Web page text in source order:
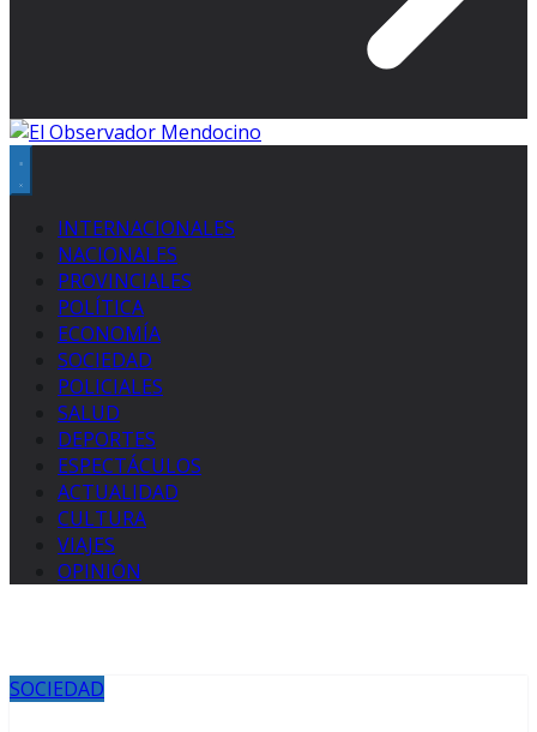
INTERNACIONALES
NACIONALES
PROVINCIALES
POLÍTICA
ECONOMÍA
SOCIEDAD
POLICIALES
SALUD
DEPORTES
ESPECTÁCULOS
ACTUALIDAD
CULTURA
VIAJES
OPINIÓN
SOCIEDAD